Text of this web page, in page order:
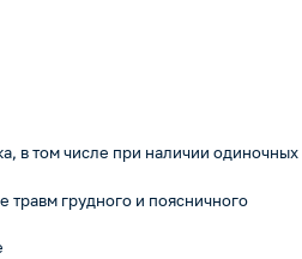
в том числе при наличии одиночных
грудного и поясничного